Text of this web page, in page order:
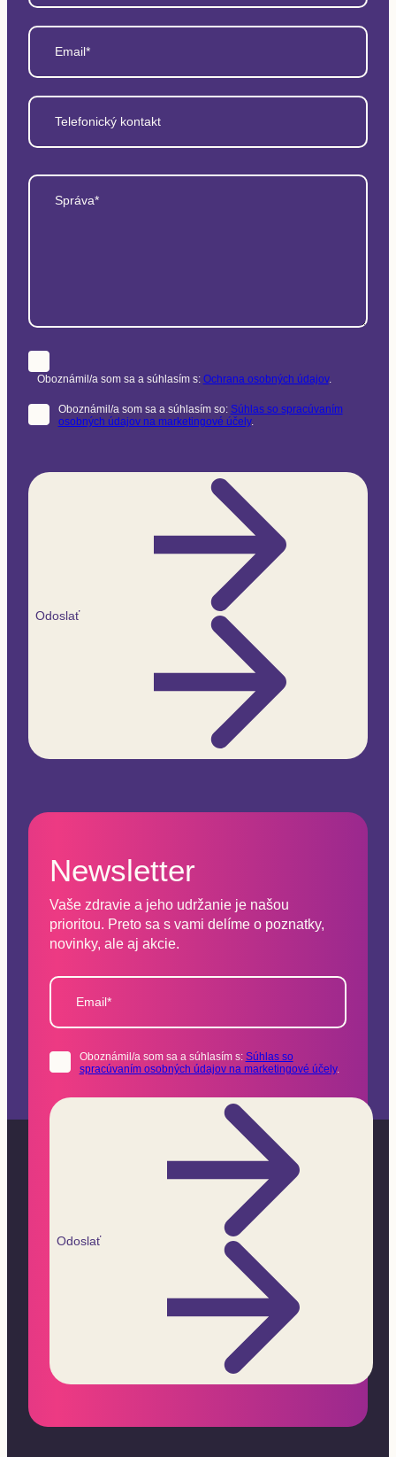
Email*
Telefonický kontakt
Správa*
Oboznámil/a som sa a súhlasím s: Ochrana osobných údajov.
Oboznámil/a som sa a súhlasím so: Súhlas so spracúvaním
osobných údajov na marketingové účely.
Odoslať
Newsletter
Vaše zdravie a jeho udržanie je našou
prioritou. Preto sa s vami delíme o poznatky,
novinky, ale aj akcie.
Email*
Oboznámil/a som sa a súhlasím s: Súhlas so
spracúvaním osobných údajov na marketingové účely.
Odoslať